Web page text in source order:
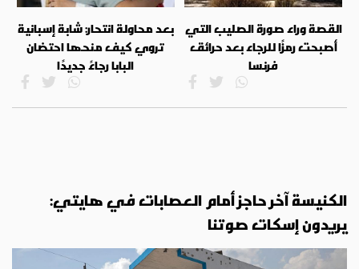
القصة وراء صورة الصليب التي
أصبحت رمزًا للرجاء بعد حرائق
فرنسا
بعد محاولة انتحار: شابة إسبانية
تروي كيف منحها احتضان
البابا رجاءً جديدًا
الكنيسة آخر حاجز أمام العصابات في هايتي:
يريدون إسكات صوتنا